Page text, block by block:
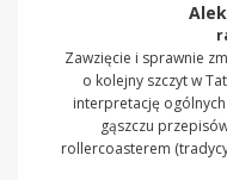
Zawzięcie i sprawnie
o kolejny szczyt w
interpretację
gąszczu
rollercoasterem